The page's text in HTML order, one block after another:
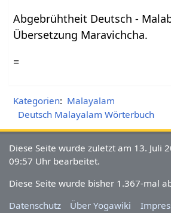
Abgebrühtheit Deutsch -
Übersetzung Maravichcha.
=
Kategorien: Malayalam
Deutsch Malayalam Wörterbuch
Diese Seite wurde zuletzt am 13. Juli
09:57 Uhr bearbeitet.
Diese Seite wurde bisher 1.367-mal
Datenschutz
Über Yogawiki